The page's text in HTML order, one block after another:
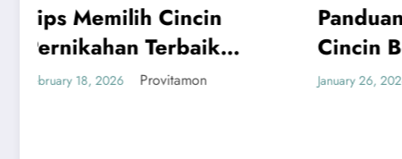
UMUM
Panduan Mudah Beli
Cincin Berlian
Bandung yang
January 26, 2026